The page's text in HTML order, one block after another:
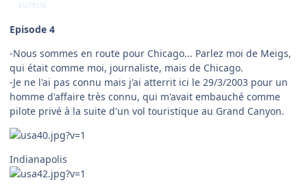
AUTEUR
Episode 4
-Nous sommes en route pour Chicago... Parlez moi de Meigs,
qui était comme moi, journaliste, mais de Chicago.
-Je ne l'ai pas connu mais j'ai atterrit ici le 29/3/2003 pour un
homme d'affaire très connu, qui m'avait embauché comme
pilote privé à la suite d'un vol touristique au Grand Canyon.
Indianapolis